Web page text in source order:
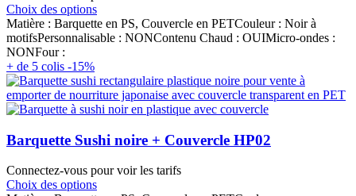
Choix des options
Matière : Barquette en PS, Couvercle en PETCouleur : Noir à
motifsPersonnalisable : NONContenu Chaud : OUIMicro-ondes :
NONFour :
+ de 5 colis -15%
Barquette Sushi noire + Couvercle HP02
Connectez-vous pour voir les tarifs
Choix des options